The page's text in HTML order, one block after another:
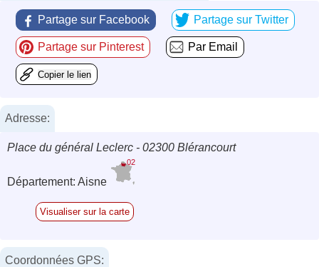
Partage sur Facebook Partage sur Twitter
Partage sur Pinterest Par Email
Copier le lien
Adresse:
Place du général Leclerc - 02300 Blérancourt
Département: Aisne
02
Visualiser sur la carte
Coordonnées GPS: